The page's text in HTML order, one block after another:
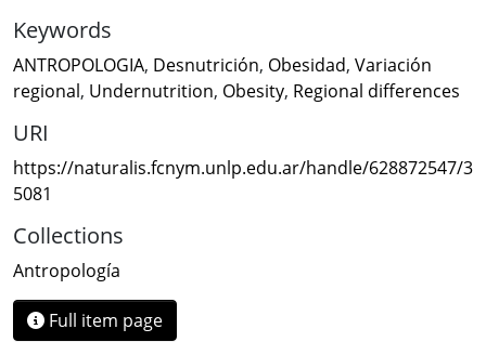
Keywords
ANTROPOLOGIA, Desnutrición, Obesidad, Variación
regional, Undernutrition, Obesity, Regional differences
URI
https://naturalis.fcnym.unlp.edu.ar/handle/628872547/3
5081
Collections
Antropología
Full item page